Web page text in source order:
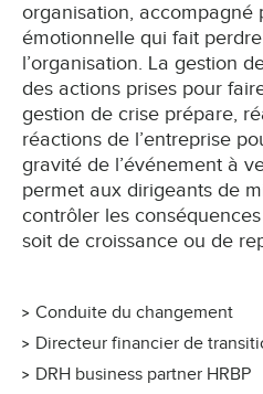
organisation, accompagné
émotionnelle qui fait
l’organisation. La gestion
des actions prises pour
gestion de crise prépare,
réactions de l’entreprise
gravité de l’événement à
permet aux dirigeants de
contrôler les conséquences
soit de croissance ou de
Conduite du changement
Directeur financier de
DRH business partner HRBP